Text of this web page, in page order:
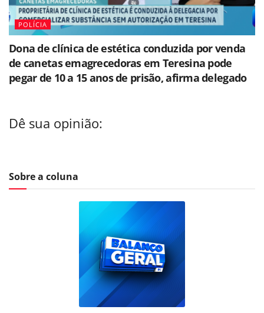
POLÍCIA
Dona de clínica de estética conduzida por venda
de canetas emagrecedoras em Teresina pode
pegar de 10 a 15 anos de prisão, afirma delegado
Dê sua opinião:
Sobre a coluna